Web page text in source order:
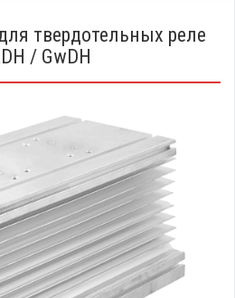
твердотельных реле
/ GwDH